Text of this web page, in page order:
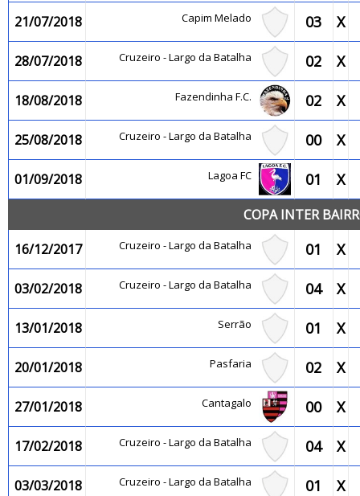
21/07/2018 Capim Melado 03 X
28/07/2018 Cruzeiro - Largo da Batalha 02 X
18/08/2018 Fazendinha F.C. 02 X
25/08/2018 Cruzeiro - Largo da Batalha 00 X
01/09/2018 Lagoa FC 01 X
COPA INTER
16/12/2017
Cruzeiro - Largo da Batalha 01 X
03/02/2018 Cruzeiro - Largo da Batalha 04 X
13/01/2018 Serrão 01 X
20/01/2018 Pasfaria 02 X
27/01/2018 Cantagalo 00 X
17/02/2018 Cruzeiro - Largo da Batalha 04 X
03/03/2018 Cruzeiro - Largo da Batalha 01 X